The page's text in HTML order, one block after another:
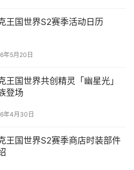
王国世界S2赛季活动日历
年5月20日
王国世界共创精灵「幽星光」
登场
年4月30日
王国世界S2赛季商店时装部件